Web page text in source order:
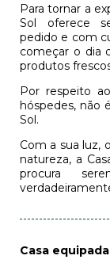
Para tornar a
Sol oferece
pedido e com
começar o dia
produtos
Por respeito
hóspedes, não
Sol.
Com a sua luz,
natureza, a
procura
Casa